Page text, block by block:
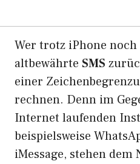
Wer trotz iPhone
altbewährte SMS
einer
rechnen. Denn im
Internet laufenden
beispielsweise
iMessage, stehen